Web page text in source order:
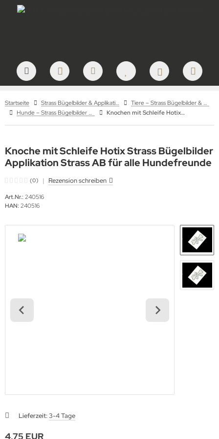
Startseite Strass Bügelbilder & Applikationen zum Aufbügeln
Tiere – Strass Bügelbilder & Motive
Hunde – Strass Bügelbilder & Hundemotive
Knochen mit Schleife Hotix Strass Bügelbilder Applikation 240516 Strass AB
Knoche mit Schleife Hotix Strass Bügelbilder
Applikation Strass AB für alle Hundefreunde
(0) | Rezension schreiben
Art.Nr.: 240516
HAN: 240516
Lieferzeit:3-4 Tage
4,75 EUR